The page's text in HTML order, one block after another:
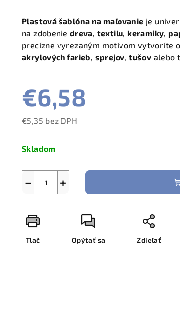
Plastová šablóna na maľovanie je
na zdobenie dreva textilu keramiky
precízne vyrezaným motívom vytvoríte
akrylových farieb sprejov ,tušov alebo
€6,58
€5,35 bez DPH
cena:
Skladom
+
−
Tlač Opýtať sa Zdieľať